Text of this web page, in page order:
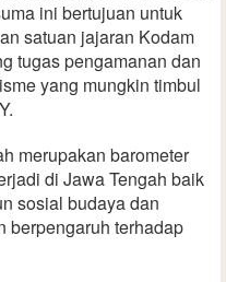
ini bertujuan untuk
satuan jajaran Kodam
tugas pengamanan dan
yang mungkin timbul
merupakan barometer
di Jawa Tengah baik
sosial budaya dan
berpengaruh terhadap